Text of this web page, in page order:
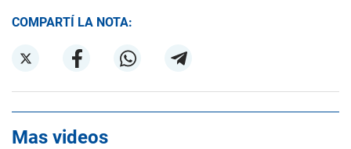
COMPARTÍ LA NOTA:
Mas videos